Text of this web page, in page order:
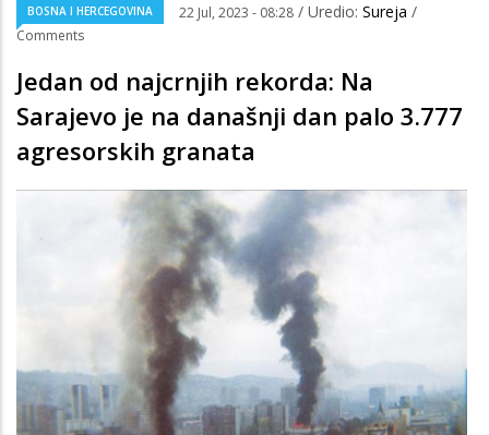
BOSNA I HERCEGOVINA 22 Jul, 2023 - 08:28 / Uredio: Sureja /
Comments
Jedan od najcrnjih rekorda: Na
Sarajevo je na današnji dan palo 3.777
agresorskih granata